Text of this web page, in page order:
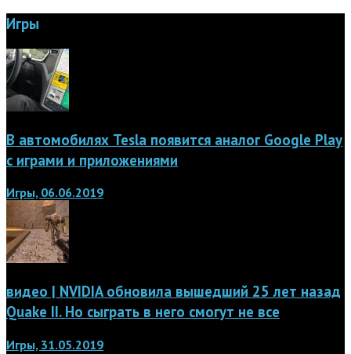
Игры
В автомобилях Tesla появится аналог Google Play
с играми и приложениями
Игры, 06.06.2019
видео | NVIDIA обновила вышедший 25 лет назад
Quake II. Но сыграть в него смогут не все
Игры, 31.05.2019